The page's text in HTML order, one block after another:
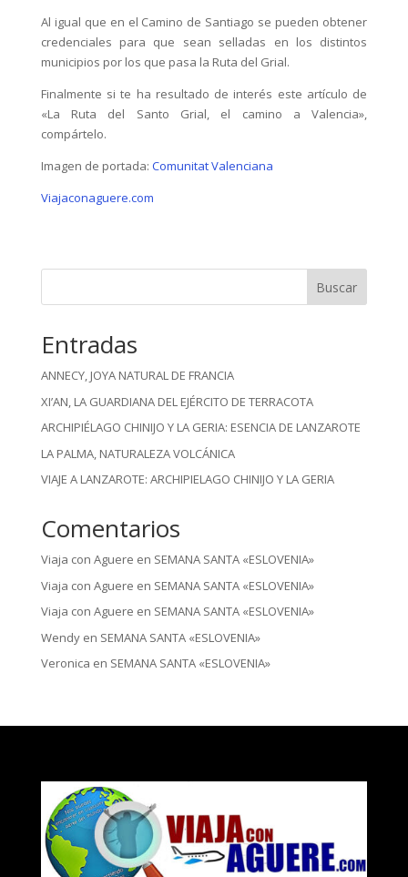
Al igual que en el Camino de Santiago se pueden obtener
credenciales para que sean selladas en los distintos
municipios por los que pasa la Ruta del Grial.
Finalmente si te ha resultado de interés este artículo de
«La Ruta del Santo Grial, el camino a Valencia»,
compártelo.
Imagen de portada: Comunitat Valenciana
Viajaconaguere.com
Buscar
Entradas
ANNECY, JOYA NATURAL DE FRANCIA
XI’AN, LA GUARDIANA DEL EJÉRCITO DE TERRACOTA
ARCHIPIÉLAGO CHINIJO Y LA GERIA: ESENCIA DE LANZAROTE
LA PALMA, NATURALEZA VOLCÁNICA
VIAJE A LANZAROTE: ARCHIPIELAGO CHINIJO Y LA GERIA
Comentarios
Viaja con Aguere en SEMANA SANTA «ESLOVENIA»
Viaja con Aguere en SEMANA SANTA «ESLOVENIA»
Viaja con Aguere en SEMANA SANTA «ESLOVENIA»
Wendyen SEMANA SANTA «ESLOVENIA»
Veronica en SEMANA SANTA «ESLOVENIA»